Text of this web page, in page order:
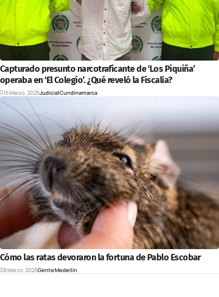
Capturado presunto narcotraficante de ‘Los Piquiña’
operaba en ‘El Colegio’. ¿Qué reveló la Fiscalía?
15 Marzo, 2025JudicialCundinamarca
Cómo las ratas devoraron la fortuna de Pablo Escobar
8 Marzo, 2025GenteMedellín